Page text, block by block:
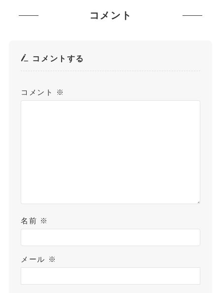
コメント
コメントする
コメント ※
名前 ※
メール ※